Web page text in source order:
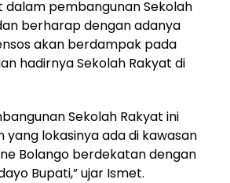
pembangunan Sekolah
berharap dengan adanya
akan berdampak pada
hadirnya Sekolah Rakyat di
Sekolah Rakyat ini
yang lokasinya ada di kawasan
Bolango berdekatan dengan
Bupati,” ujar Ismet.